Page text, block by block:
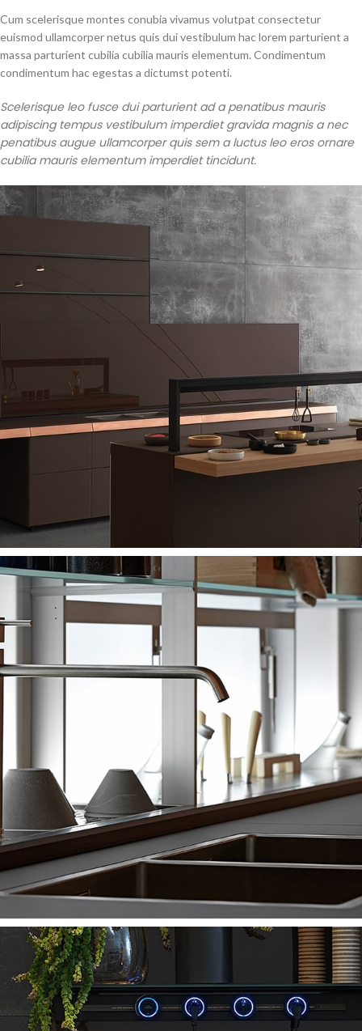
Cum scelerisque montes conubia vivamus volutpat consectetur
euismod ullamcorper netus quis dui vestibulum hac lorem parturient a
massa parturient cubilia cubilia mauris elementum. Condimentum
condimentum hac egestas a dictumst potenti.
Scelerisque leo fusce dui parturient ad a penatibus mauris
adipiscing tempus vestibulum imperdiet gravida magnis a nec
penatibus augue ullamcorper quis sem a luctus leo eros ornare
cubilia mauris elementum imperdiet tincidunt.